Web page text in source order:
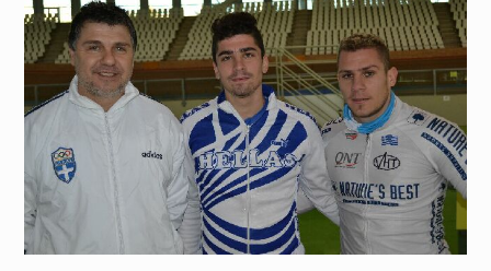
έντασης της προπόνησης :
Φυσιολογικά και Πρακτικά
Ζητήματα
Προπόνηση Τριάθλου :
Περιοδικότητα
Προπόνηση Δύναμης για αθλητές
Τριάθλου